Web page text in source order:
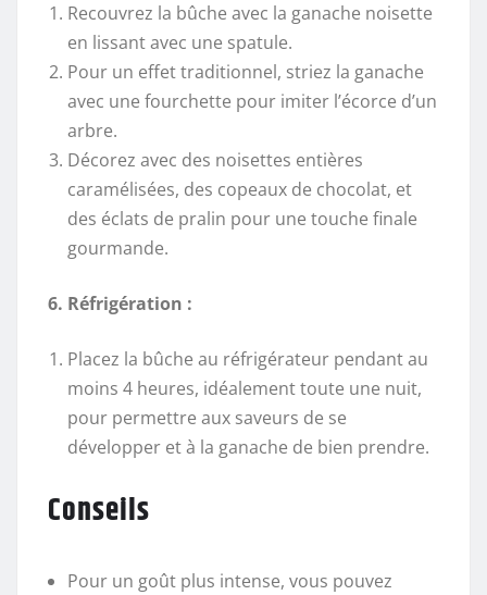
Recouvrez la bûche avec la ganache noisette
en lissant avec une spatule.
Pour un effet traditionnel, striez la ganache
avec une fourchette pour imiter l’écorce d’un
arbre.
Décorez avec des noisettes entières
caramélisées, des copeaux de chocolat, et
des éclats de pralin pour une touche finale
gourmande.
6. Réfrigération :
Placez la bûche au réfrigérateur pendant au
moins 4 heures, idéalement toute une nuit,
pour permettre aux saveurs de se
développer et à la ganache de bien prendre.
Conseils
Pour un goût plus intense, vous pouvez